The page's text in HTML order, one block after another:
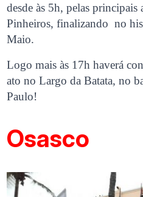
desde às 5h, pelas
Pinheiros, finalizando no
Maio.
Logo mais às 17h haverá
ato no Largo da Batata, no
Paulo!
Osasco